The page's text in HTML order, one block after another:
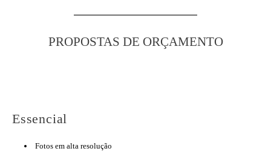
PROPOSTAS DE ORÇAMENTO
Essencial
Fotos em alta resolução